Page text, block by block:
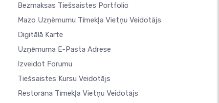
Bezmaksas Tiešsaistes Portfolio
Mazo Uzņēmumu Tīmekļa Vietņu Veidotājs
Digitālā Karte
Uzņēmuma E-Pasta Adrese
Izveidot Forumu
Tiešsaistes Kursu Veidotājs
Restorāna Tīmekļa Vietņu Veidotājs